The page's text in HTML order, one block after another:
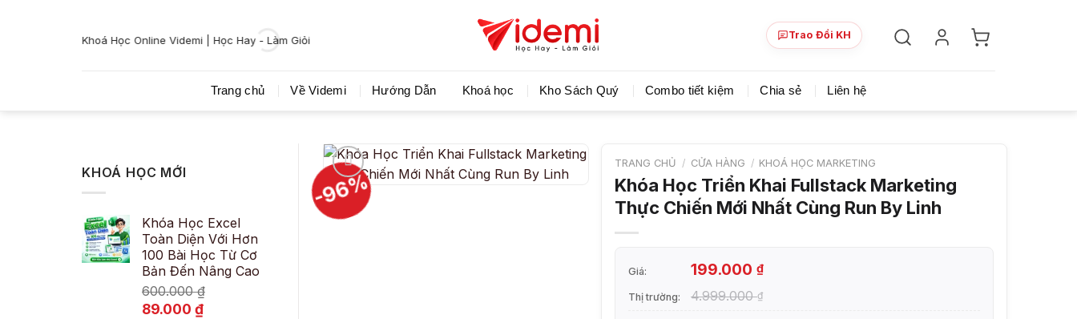
Khoá Học Online Videmi | Học Hay - Làm Giỏi Videmi giúp bạn học tiết kiệm và tiến bộ hơn mỗi ngày! Chia sẻ khoá học giá rẻ cho những ai hạn hẹp
Trao Đổi KH
Trang chủ Về Videmi Hướng Dẫn Khoá học Kho Sách Quý Combo tiết kiệm Chia sẻ Liên hệ
KHOÁ HỌC MỚI
Khóa Học Excel
Toàn Diện Với Hơn
100 Bài Học Từ Cơ
Bản Đến Nâng Cao
600.000₫
Giá
89.000 ₫Giá
-96%
TRANG CHỦ / CỬA HÀNG / KHOÁ HỌC MARKETING
Khóa Học Triển Khai Fullstack Marketing
Thực Chiến Mới Nhất Cùng Run By Linh
Giá: 199.000₫
Thị trường: 4.999.000₫